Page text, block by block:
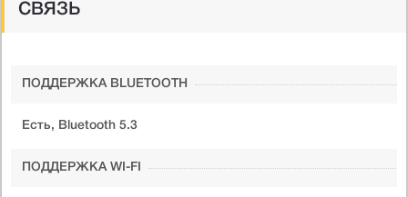
СВЯЗЬ
ПОДДЕРЖКА BLUETOOTH
Есть, Bluetooth 5.3
ПОДДЕРЖКА WI-FI